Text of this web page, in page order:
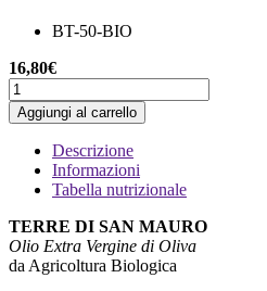
BT-50-BIO
16,80€
Terre
di
San
Mauro
500ml
quantità
Aggiungi al carrello
Descrizione
Informazioni
Tabella nutrizionale
TERRE DI SAN MAURO
Olio Extra Vergine di Oliva
da Agricoltura Biologica